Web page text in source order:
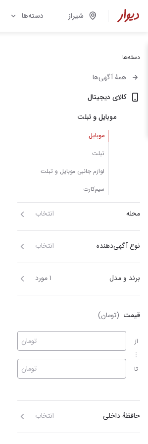
شیراز دسته‌ها
دسته‌ها
همهٔ آگهی‌ها
کالای دیجیتال
موبایل و تبلت
موبایل
تبلت
لوازم جانبی موبایل و تبلت
سیم‌کارت
محله انتخاب
نوع آگهی‌دهنده انتخاب
برند و مدل ۱ مورد
قیمت (تومان)
از
تا
تومان
تومان
حافظهٔ داخلی انتخاب